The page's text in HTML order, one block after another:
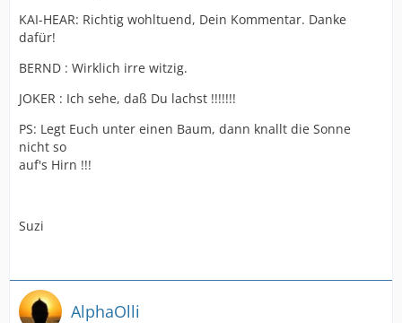
KAI-HEAR: Richtig wohltuend, Dein Kommentar. Danke
dafür!
BERND : Wirklich irre witzig.
JOKER : Ich sehe, daß Du lachst !!!!!!!
PS: Legt Euch unter einen Baum, dann knallt die Sonne
nicht so
auf's Hirn !!!
Suzi
AlphaOlli